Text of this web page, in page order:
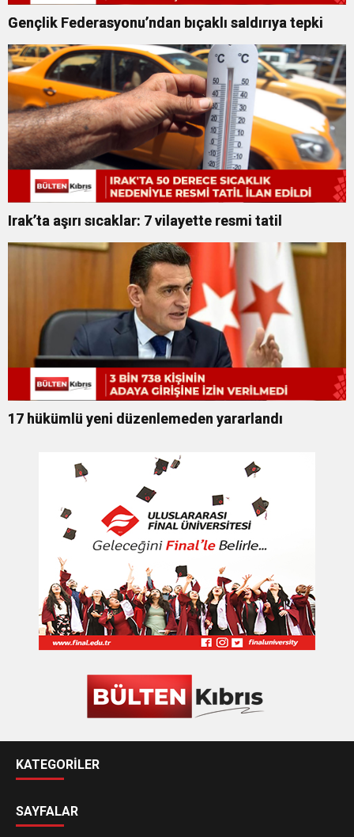
Gençlik Federasyonu’ndan bıçaklı saldırıya tepki
Irak’ta aşırı sıcaklar: 7 vilayette resmi tatil
17 hükümlü yeni düzenlemeden yararlandı
KATEGORİLER
SAYFALAR